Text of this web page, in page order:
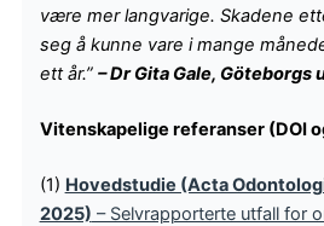
være mer langvarige. Skadene
seg å kunne vare i mange
ett år.” – Dr Gita Gale, Göteborgs
Vitenskapelige referanser (DOI
(1) Hovedstudie (Acta
2025) – Selvrapporterte utfall for